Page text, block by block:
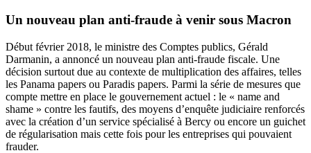
Un nouveau plan anti-fraude à venir sous Macron
Début février 2018, le ministre des Comptes publics, Gérald
Darmanin, a annoncé un nouveau plan anti-fraude fiscale. Une
décision surtout due au contexte de multiplication des affaires, telles
les Panama papers ou Paradis papers. Parmi la série de mesures que
compte mettre en place le gouvernement actuel : le « name and
shame » contre les fautifs, des moyens d’enquête judiciaire renforcés
avec la création d’un service spécialisé à Bercy ou encore un guichet
de régularisation mais cette fois pour les entreprises qui pouvaient
frauder.